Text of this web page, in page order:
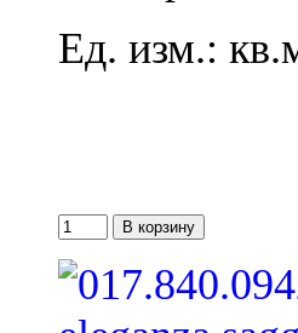
Ед. изм.: